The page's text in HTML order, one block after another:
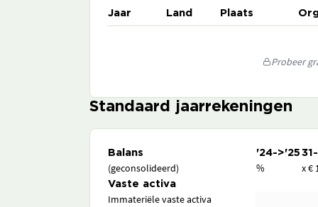
Jaar Land Plaats
Probeer
Standaard jaarrekeningen
Balans '24->'25
(geconsolideerd) % x €
Vaste activa
Immateriële vaste activa